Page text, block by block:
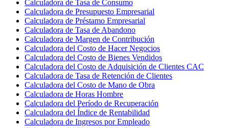
Calculadora de Tasa de Consumo
Calculadora de Presupuesto Empresarial
Calculadora de Préstamo Empresarial
Calculadora de Tasa de Abandono
Calculadora de Margen de Contribución
Calculadora del Costo de Hacer Negocios
Calculadora del Costo de Bienes Vendidos
Calculadora del Costo de Adquisición de Clientes CAC
Calculadora de Tasa de Retención de Clientes
Calculadora del Costo de Mano de Obra
Calculadora de Horas Hombre
Calculadora del Período de Recuperación
Calculadora del Índice de Rentabilidad
Calculadora de Ingresos por Empleado